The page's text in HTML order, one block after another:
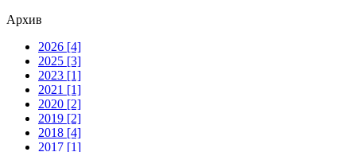
Архив
2026 [4]
2025 [3]
2023 [1]
2021 [1]
2020 [2]
2019 [2]
2018 [4]
2017 [1]